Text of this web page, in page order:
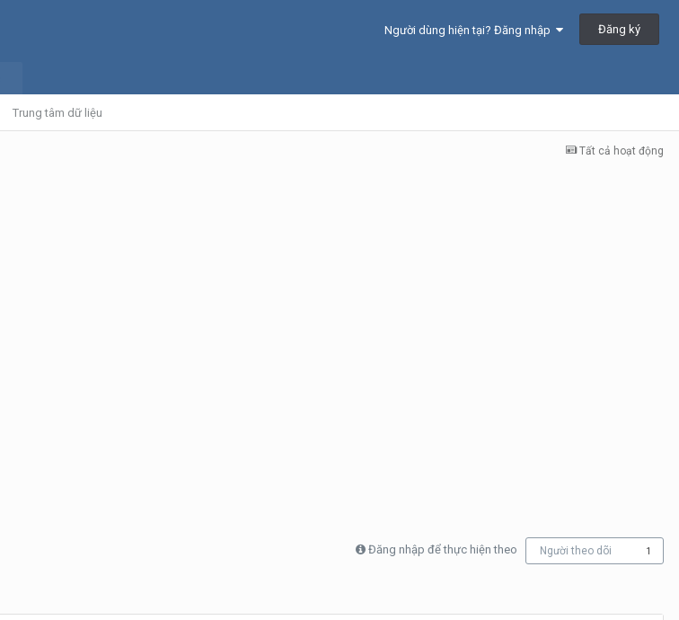
Người dùng hiện tại? Đăng nhập Đăng ký
Trung tâm dữ liệu
Tất cả hoạt động
Đăng nhập để thực hiện theo Người theo dõi 1